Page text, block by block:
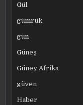
Gül
gümrük
gün
Güneş
Güney Afrika
güven
Haber